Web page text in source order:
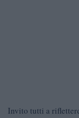
Invito tutti a